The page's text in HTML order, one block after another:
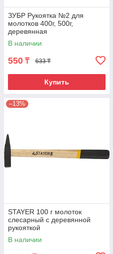
ЗУБР Рукоятка №2 для
молотков 400г, 500г,
деревянная
В наличии
550 ₸ 633 ₸
Купить
–13%
STAYER 100 г молоток
слесарный с деревянной
рукояткой
В наличии